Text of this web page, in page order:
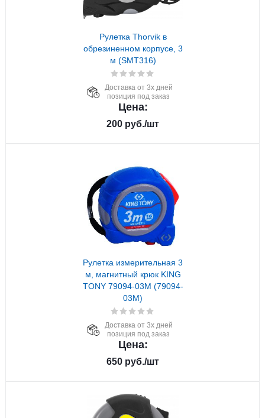
Рулетка Thorvik в
обрезиненном корпусе, 3
м (SMT316)
Доставка от 3х дней
позиция под заказ
Цена:
200 руб./шт
Рулетка измерительная 3
м, магнитный крюк KING
TONY 79094-03M (79094-
03M)
Доставка от 3х дней
позиция под заказ
Цена:
650 руб./шт